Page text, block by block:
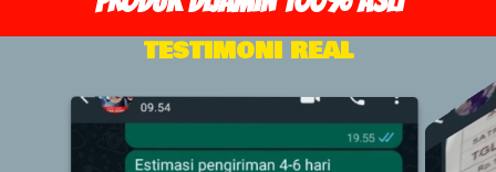
TESTIMONI REAL